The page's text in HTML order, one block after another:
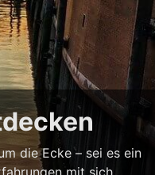
die Ecke – sei es ein